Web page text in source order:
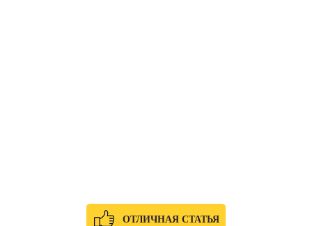
ОТЛИЧНАЯ СТАТЬЯ